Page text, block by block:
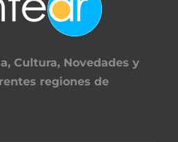
Cultura, Novedades y
regiones de